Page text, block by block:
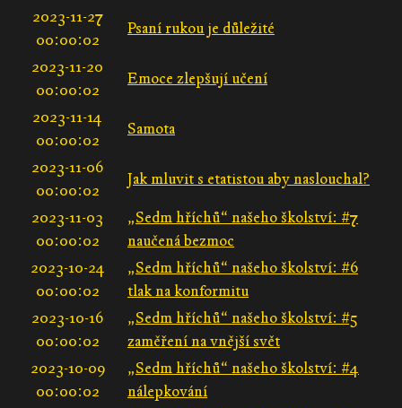
2023-11-27
00:00:02
Psaní rukou je důležité
2023-11-20
00:00:02
Emoce zlepšují učení
2023-11-14
00:00:02
Samota
2023-11-06
00:00:02
Jak mluvit s etatistou aby naslouchal?
2023-11-03
00:00:02
„Sedm hříchů“ našeho školství: #7
naučená bezmoc
2023-10-24
00:00:02
„Sedm hříchů“ našeho školství: #6
tlak na konformitu
2023-10-16
00:00:02
„Sedm hříchů“ našeho školství: #5
zaměření na vnější svět
2023-10-09
00:00:02
„Sedm hříchů“ našeho školství: #4
nálepkování